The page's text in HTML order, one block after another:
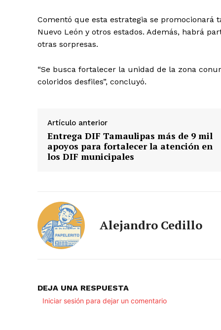
Comentó que esta estrategia se promocionará
Nuevo León y otros estados. Además, habrá
otras sorpresas.
“Se busca fortalecer la unidad de la zona
coloridos desfiles”, concluyó.
Artículo anterior
Entrega DIF Tamaulipas más de 9 mil
apoyos para fortalecer la atención en
los DIF municipales
Alejandro Cedillo
DEJA UNA RESPUESTA
Iniciar sesión para dejar un comentario